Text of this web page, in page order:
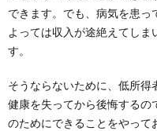
できます。でも、病気を患っ
よっては収入が途絶えてしま
す。
そうならないために、低所得
健康を失ってから後悔するの
のためにできることをやって